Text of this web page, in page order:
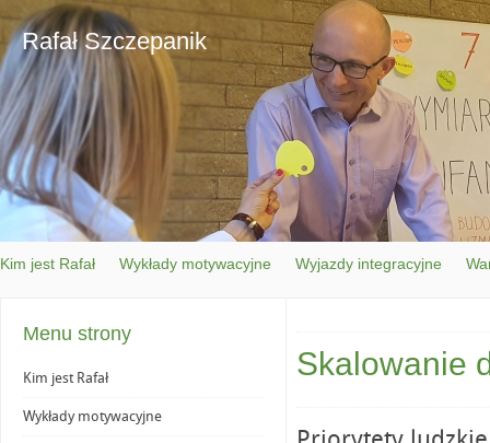
Rafał Szczepanik
Kim jest Rafał Wykłady motywacyjne Wyjazdy integracyjne
Menu strony
Kim jest Rafał
Wykłady motywacyjne
Skalowanie